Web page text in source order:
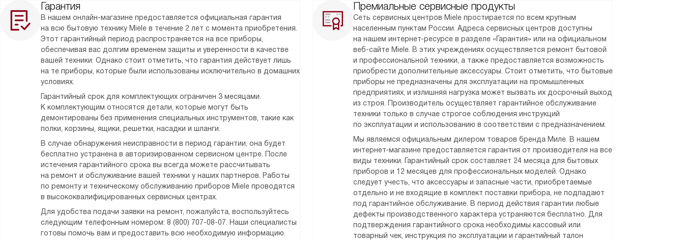
Гарантия
В нашем онлайн-магазине предоставляется официальная гарантия
на всю бытовую технику Miele в течение 2 лет с момента приобретения.
Этот гарантийный период распространяется на все приборы,
обеспечивая вас долгим временем защиты и уверенности в качестве
вашей техники. Однако стоит отметить, что гарантия действует лишь
на те приборы, которые были использованы исключительно в домашних
условиях.
Гарантийный срок для комплектующих ограничен 3 месяцами.
К комплектующим относятся детали, которые могут быть
демонтированы без применения специальных инструментов, такие как
полки, корзины, ящики, решетки, насадки и шланги.
В случае обнаружения неисправности в период гарантии, она будет
бесплатно устранена в авторизированном сервисном центре. После
истечения гарантийного срока вы всегда можете рассчитывать
на ремонт и обслуживание вашей техники у наших партнеров. Работы
по ремонту и техническому обслуживанию приборов Miele проводятся
в высококвалифицированных сервисных центрах.
Для удобства подачи заявки на ремонт, пожалуйста, воспользуйтесь
следующим телефонным номером: 8 (800) 707-08-07. Наши специалисты
готовы помочь вам и предоставить всю необходимую информацию.
Премиальные сервисные продукты
Сеть сервисных центров Miele простирается по всем крупным
населенным пунктам России. Адреса сервисных центров доступны
на нашем интернет-ресурсе в разделе «Гарантия» или на официальном
веб-сайте Miele. В этих учреждениях осуществляется ремонт бытовой
и профессиональной техники, а также предоставляется возможность
приобрести дополнительные аксессуары. Стоит отметить, что бытовые
приборы не предназначены для эксплуатации на промышленных
предприятиях, и излишняя нагрузка может вызвать их досрочный выход
из строя. Производитель осуществляет гарантийное обслуживание
техники только в случае строгое соблюдения инструкций
по эксплуатации и использованию в соответствии с предназначением.
Мы являемся официальным дилером товаров бренда Миле. В нашем
интернет-магазине предоставляется гарантия от производителя на все
виды техники. Гарантийный срок составляет 24 месяца для бытовых
приборов и 12 месяцев для профессиональных моделей. Однако
следует учесть, что аксессуары и запасные части, приобретаемые
отдельно и не входящие в комплект поставки прибора, не подпадают
под гарантийное обслуживание. В период действия гарантии любые
дефекты производственного характера устраняются бесплатно. Для
подтверждения гарантийного срока необходимы кассовый или
товарный чек, инструкция по эксплуатации и гарантийный талон